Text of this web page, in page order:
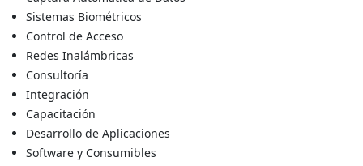
Sistemas Biométricos
Control de Acceso
Redes Inalámbricas
Consultoría
Integración
Capacitación
Desarrollo de Aplicaciones
Software y Consumibles